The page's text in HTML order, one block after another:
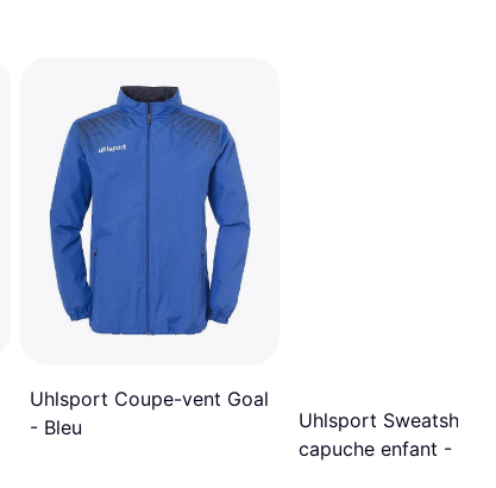
Uhlsport Coupe-vent Goal
- Bleu
Uhlsport Sweatshirt
capuche enfant -